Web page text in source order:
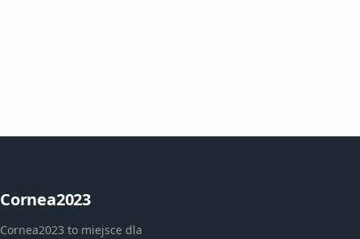
Cornea2023
Cornea2023 to miejsce dla